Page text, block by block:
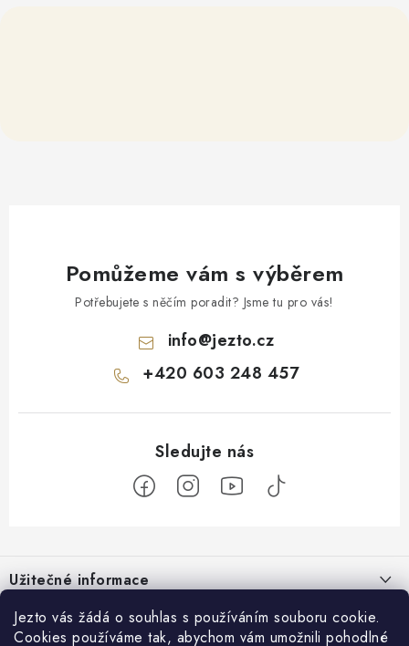
Jezto vás žádá o souhlas s používáním souboru cookie.
Cookies používáme tak, abychom vám umožnili pohodlné
Pomůžeme vám s výběrem
Potřebujete s něčím poradit? Jsme tu pro vás!
info@jezto.cz
+420 603 248 457
pUžitečné informace
O nás
Zákaznický servis